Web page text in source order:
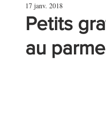
Mes gourmandises - les gâteaux du b
Mes gourmandises - plaisirs d'enfan
Petits
au
17 janv. 2018